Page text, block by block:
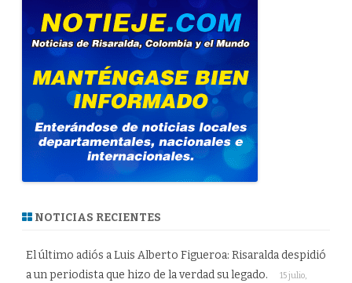
NOTICIAS RECIENTES
El último adiós a Luis Alberto Figueroa: Risaralda despidió
a un periodista que hizo de la verdad su legado.
15 julio,